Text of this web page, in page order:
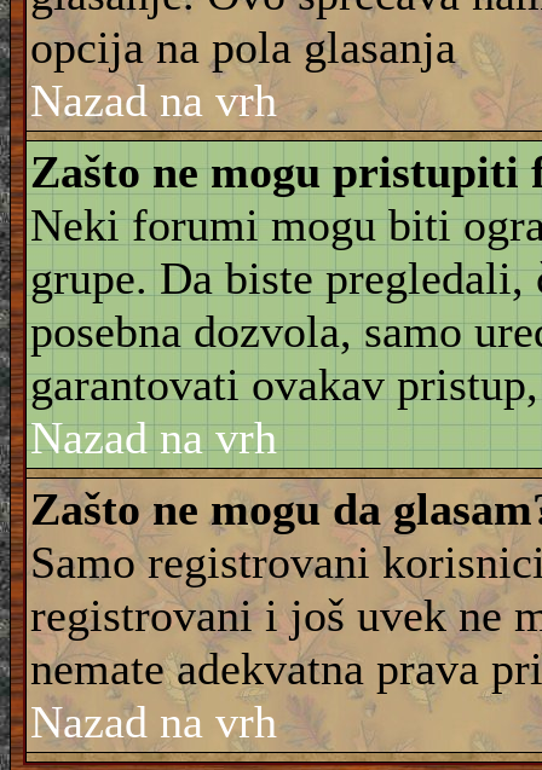
opcija na pola glasanja
Nazad na vrh
Zašto ne mogu pristupiti
Neki forumi mogu biti
grupe. Da biste
posebna dozvola, samo
garantovati ovakav
Nazad na vrh
Zašto ne mogu da
Samo registrovani
registrovani i još uvek ne
nemate adekvatna prava
Nazad na vrh